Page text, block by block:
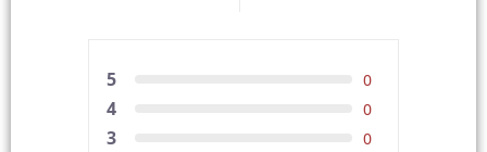
5 0
4 0
3 0